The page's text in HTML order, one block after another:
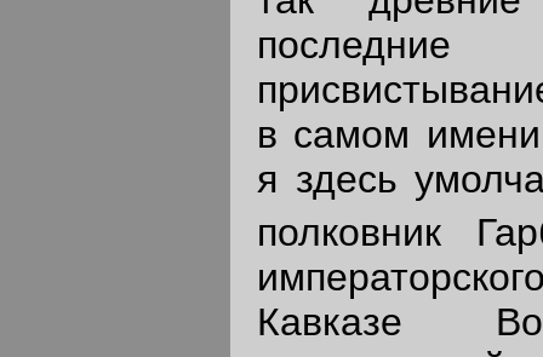
последние
в самом
я здесь
полковник
Кавказе